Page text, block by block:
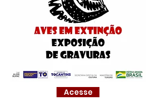
Acesse